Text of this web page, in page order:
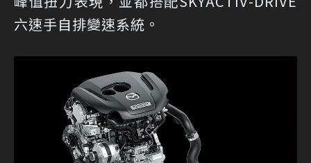
六速手自排變速系統。